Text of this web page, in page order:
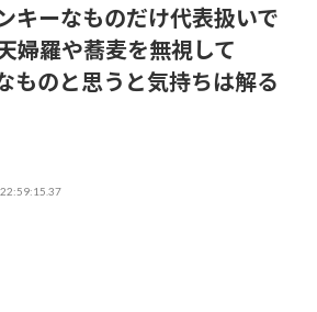
キーなものだけ代表扱いで
婦羅や蕎麦を無視して
ものと思うと気持ちは解る